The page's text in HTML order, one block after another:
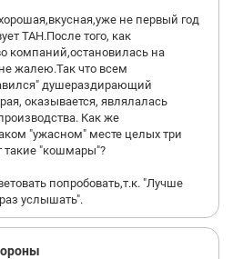
не первый год
ТАН.После того, как
компаний,остановилась на
жалею.Так что всем
душераздирающий
оказывается, являлалась
Как же
"ужасном" месте целых три
такие "кошмары"?
попробовать,т.к. "Лучше
услышать".